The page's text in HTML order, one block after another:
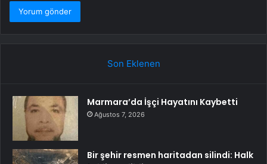
Son Eklenen
Marmara’da İşçi Hayatını Kaybetti
Ağustos 7, 2026
Bir şehir resmen haritadan silindi: Halk